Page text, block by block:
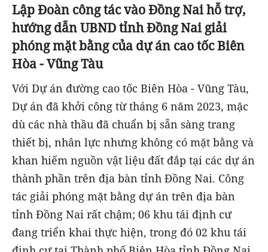
Lập Đoàn công tác vào Đồng Nai hỗ trợ,
hướng dẫn UBND tỉnh Đồng Nai giải
phóng mặt bằng của dự án cao tốc Biên
Hòa - Vũng Tàu
Với Dự án đường cao tốc Biên Hòa - Vũng Tàu,
Dự án đã khởi công từ tháng 6 năm 2023, mặc
dù các nhà thầu đã chuẩn bị sẵn sàng trang
thiết bị, nhân lực nhưng không có mặt bằng và
khan hiếm nguồn vật liệu đất đắp tại các dự án
thành phần trên địa bàn tỉnh Đồng Nai. Công
tác giải phóng mặt bằng dự án trên địa bàn
tỉnh Đồng Nai rất chậm; 06 khu tái định cư
đang triển khai thực hiện, trong đó 02 khu tái